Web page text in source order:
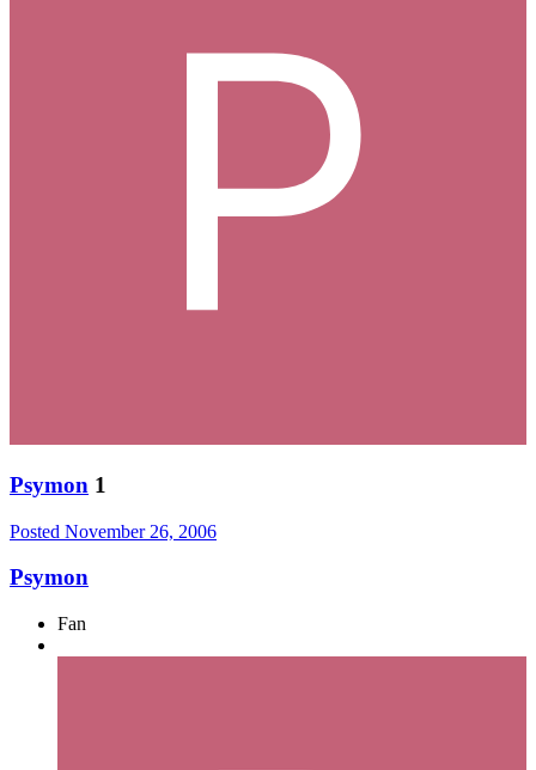
Psymon 1
Posted November 26, 2006
Psymon
Fan